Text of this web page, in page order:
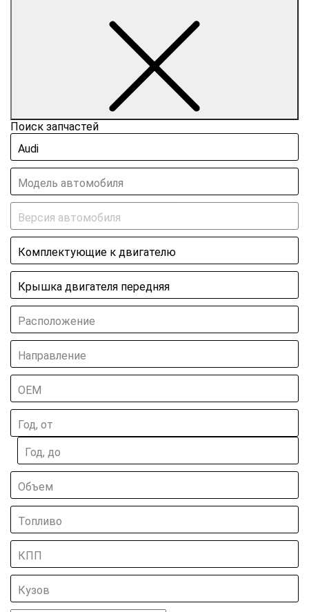
Поиск запчастей
Audi
Модель автомобиля
Версия автомобиля
Комплектующие к двигателю
Крышка двигателя передняя
Расположение
Направление
ОЕМ
Год, от
Год, до
Объем
Топливо
КПП
Кузов